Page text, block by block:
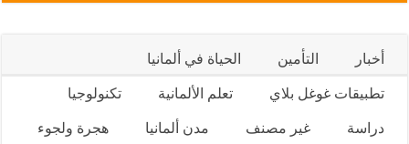
أخبار التأمين الحياة في ألمانيا
تطبيقات غوغل بلاي تعلم الألمانية تكنولوجيا
دراسة غير مصنف مدن ألمانيا هجرة ولجوء